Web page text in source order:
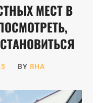
МЕСТ В
BY ЯНА